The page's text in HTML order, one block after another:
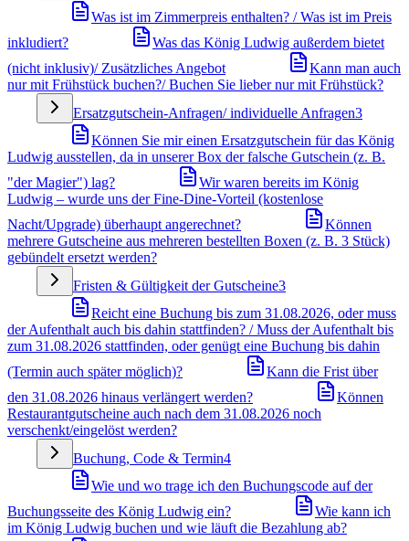
Was ist im Zimmerpreis enthalten? / Was ist im Preis
inkludiert?
Was das König Ludwig außerdem bietet
(nicht inklusiv)/ Zusätzliches Angebot
Kann man auch
nur mit Frühstück buchen?/ Buchen Sie lieber nur mit Frühstück?
Ersatzgutschein-Anfragen/ individuelle Anfragen3
Können Sie mir einen Ersatzgutschein für das König
Ludwig ausstellen, da in unserer Box der falsche Gutschein (z. B.
"der Magier") lag?
Wir waren bereits im König
Ludwig – wurde uns der Fine-Dine-Vorteil (kostenlose
Nacht/Upgrade) überhaupt angerechnet?
Können
mehrere Gutscheine aus mehreren bestellten Boxen (z. B. 3 Stück)
gebündelt ersetzt werden?
Fristen & Gültigkeit der Gutscheine3
Reicht eine Buchung bis zum 31.08.2026, oder muss
der Aufenthalt auch bis dahin stattfinden? / Muss der Aufenthalt bis
zum 31.08.2026 stattfinden, oder genügt eine Buchung bis dahin
(Termin auch später möglich)?
Kann die Frist über
den 31.08.2026 hinaus verlängert werden?
Können
Restaurantgutscheine auch nach dem 31.08.2026 noch
verschenkt/eingelöst werden?
Buchung, Code & Termin4
Wie und wo trage ich den Buchungscode auf der
Buchungsseite des König Ludwig ein?
Wie kann ich
im König Ludwig buchen und wie läuft die Bezahlung ab?